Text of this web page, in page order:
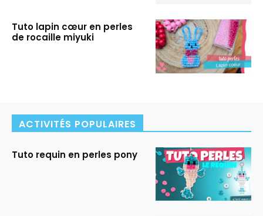
Tuto lapin cœur en perles
de rocaille miyuki
ACTIVITÉS POPULAIRES
Tuto requin en perles pony